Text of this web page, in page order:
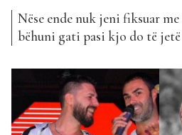
Nëse ende nuk jeni fiksuar
bëhuni gati pasi kjo do të jetë
ka bashkuar fuqitë me
Eranda Libohova për një
vere. Ky projekt muzikor, i